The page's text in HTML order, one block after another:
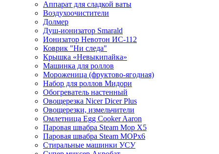
Аппарат для сладкой ваты
Воздухоочистители
Долмер
Душ-ионизатор Smarald
Ионизатор Невотон ИС-112
Коврик "Ни следа"
Крышка «Невыкипайка»
Машинка для роллов
Мороженица (фруктово-ягодная)
Набор для роллов Мидори
Обогреватель настенный
Овощерезка Nicer Dicer Plus
Овощерезки, измельчители
Омлетница Egg Сooker Aaron
Паровая швабра Steam Mop X5
Паровая швабра Steam MOPх6
Стиральные машинки УСУ